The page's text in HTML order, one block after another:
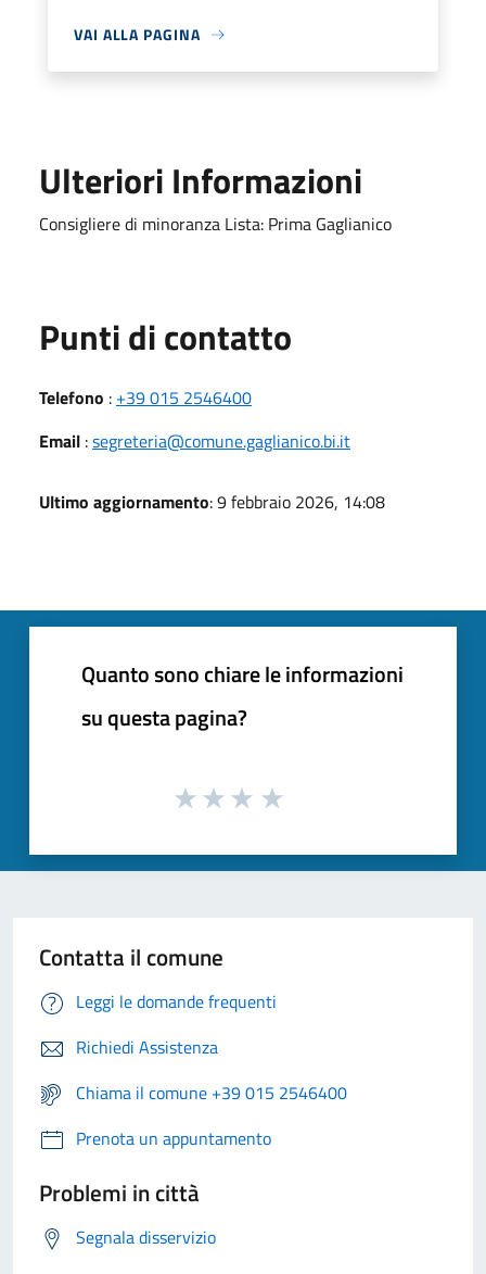
VAI ALLA PAGINA
Ulteriori Informazioni
Consigliere di minoranza Lista: Prima Gaglianico
Punti di contatto
Telefono : +39 015 2546400
Email :segreteria@comune.gaglianico.bi.it
Ultimo aggiornamento: 9 febbraio 2026, 14:08
Quanto sono chiare le informazioni
su questa pagina?
Contatta il comune
Leggi le domande frequenti
Richiedi Assistenza
Chiama il comune +39 015 2546400
Prenota un appuntamento
Problemi in città
Segnala disservizio